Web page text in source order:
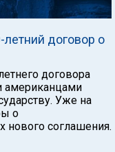
договор о
договора
американцами
Уже на
о
нового соглашения.